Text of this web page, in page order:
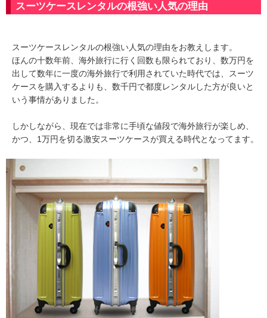
スーツケースレンタルの根強い人気の理由
スーツケースレンタルの根強い人気の理由をお教えします。
ほんの十数年前、海外旅行に行く回数も限られており、数万円を
出して数年に一度の海外旅行で利用されていた時代では、スーツ
ケースを購入するよりも、数千円で都度レンタルした方が良いと
いう事情がありました。
しかしながら、現在では非常に手頃な値段で海外旅行が楽しめ、
かつ、1万円を切る激安スーツケースが買える時代となってます。